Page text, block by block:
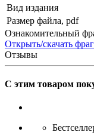
Вид издания
Размер файла, pdf
Ознакомительный
Открыть/скачать
Отзывы
С этим товаром